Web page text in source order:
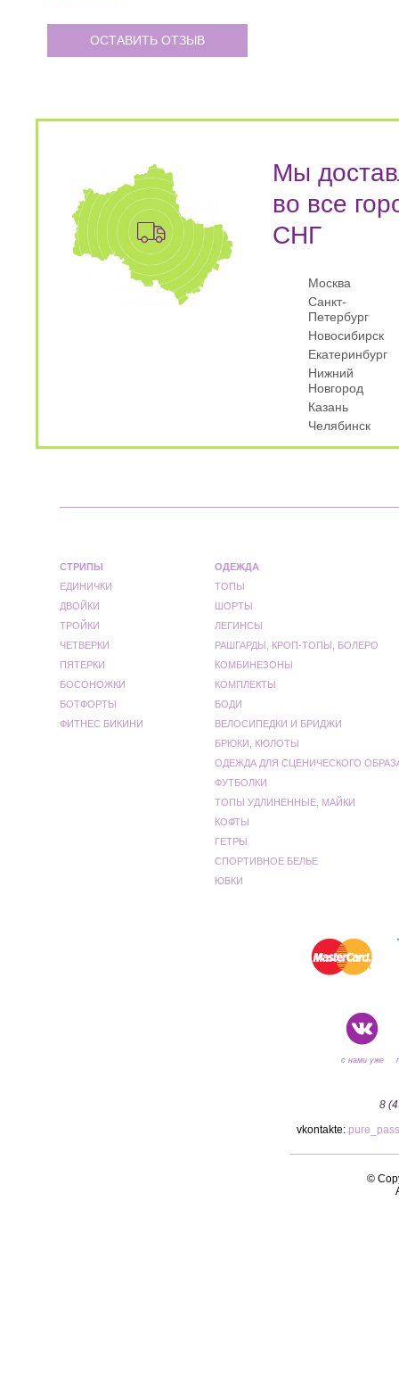
ОСТАВИТЬ ОТЗЫВ
Мы
во все
СНГ
Москва
Санкт-
Петербург
Новосибирск
Екатеринбург
Нижний
Новгород
Казань
Челябинск
СТРИПЫ
ЕДИНИЧКИ
ДВОЙКИ
ТРОЙКИ
ЧЕТВЕРКИ
ПЯТЕРКИ
БОСОНОЖКИ
БОТФОРТЫ
ФИТНЕС БИКИНИ
ОДЕЖДА
ТОПЫ
ШОРТЫ
ЛЕГИНСЫ
РАШГАРДЫ, КРОП-ТОПЫ, БОЛЕРО
КОМБИНЕЗОНЫ
КОМПЛЕКТЫ
БОДИ
ВЕЛОСИПЕДКИ И БРИДЖИ
БРЮКИ, КЮЛОТЫ
ОДЕЖДА ДЛЯ СЦЕНИЧЕСКОГО
ФУТБОЛКИ
ТОПЫ УДЛИНЕННЫЕ, МАЙКИ
КОФТЫ
ГЕТРЫ
СПОРТИВНОЕ БЕЛЬЕ
ЮБКИ
с нами уже
8
vkontakte:
©